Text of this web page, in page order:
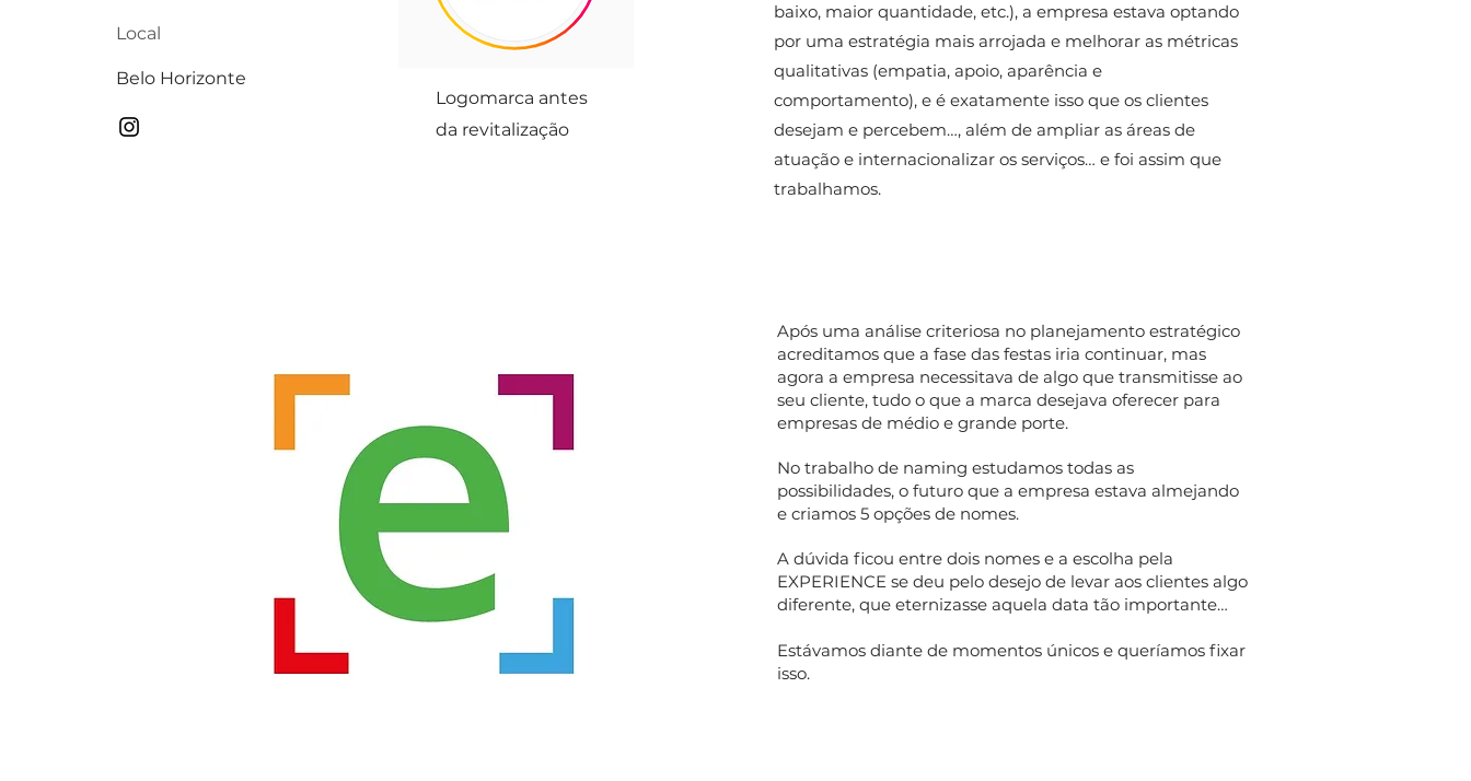
Local
Belo Horizonte
Logomarca antes
da revitalização
baixo, maior quantidade, etc.), a empresa estava optando
por uma estratégia mais arrojada e melhorar as métricas
qualitativas (empatia, apoio, aparência e
comportamento), e é exatamente isso que os clientes
desejam e percebem…, além de ampliar as áreas de
atuação e internacionalizar os serviços… e foi assim que
trabalhamos.
Após uma análise criteriosa no planejamento estratégico
acreditamos que a fase das festas iria continuar, mas
agora a empresa necessitava de algo que transmitisse ao
seu cliente, tudo o que a marca desejava oferecer para
empresas de médio e grande porte.
No trabalho de naming estudamos todas as
possibilidades, o futuro que a empresa estava almejando
e criamos 5 opções de nomes.
A dúvida ficou entre dois nomes e a escolha pela
EXPERIENCE se deu pelo desejo de levar aos clientes algo
diferente, que eternizasse aquela data tão importante…
Estávamos diante de momentos únicos e queríamos fixar
isso.